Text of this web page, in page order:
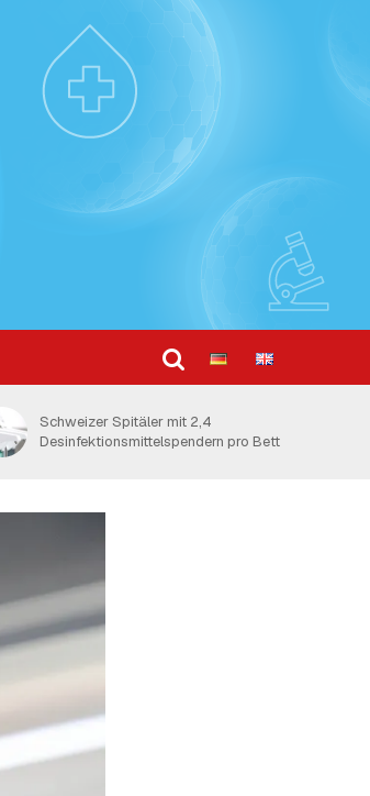
Schweizer Spitäler mit 2,4
Desinfektionsmittelspendern pro Bett